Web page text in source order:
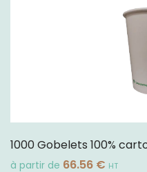
1000 Gobelets 100%
à partir de 66.56 € HT